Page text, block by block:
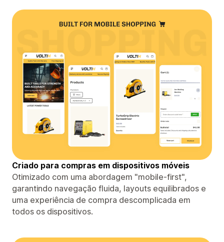
Criado para compras em dispositivos móveis
Otimizado com uma abordagem "mobile-first",
garantindo navegação fluida, layouts equilibrados e
uma experiência de compra descomplicada em
todos os dispositivos.